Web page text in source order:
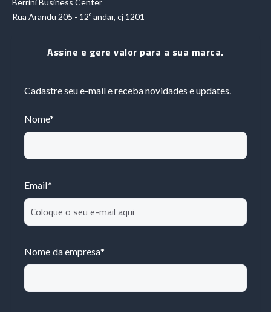
Rua Arandu 205 - 12º andar, cj 1201
Assine e gere valor para a sua marca.
Cadastre seu e-mail e receba novidades e updates.
Nome*
Email*
Nome da empresa*